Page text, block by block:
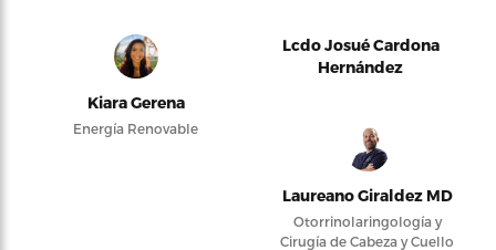
Kiara Gerena
Energía Renovable
Lcdo Josué Cardona
Hernández
Laureano Giraldez MD
Otorrinolaringología y
Cirugía de Cabeza y Cuello